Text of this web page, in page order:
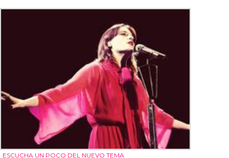
ESCUCHA UN POCO DEL NUEVO TEMA